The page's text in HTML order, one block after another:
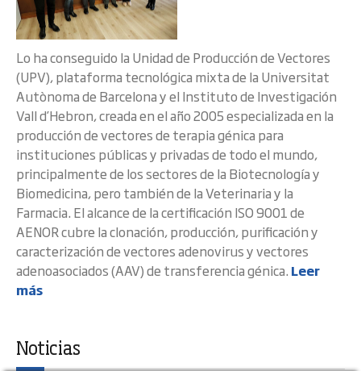
Lo ha conseguido la Unidad de Producción de Vectores
(UPV), plataforma tecnológica mixta de la Universitat
Autònoma de Barcelona y el Instituto de Investigación
Vall d’Hebron, creada en el año 2005 especializada en la
producción de vectores de terapia génica para
instituciones públicas y privadas de todo el mundo,
principalmente de los sectores de la Biotecnología y
Biomedicina, pero también de la Veterinaria y la
Farmacia. El alcance de la certificación ISO 9001 de
AENOR cubre la clonación, producción, purificación y
caracterización de vectores adenovirus y vectores
adenoasociados (AAV) de transferencia génica. Leer
más
Noticias